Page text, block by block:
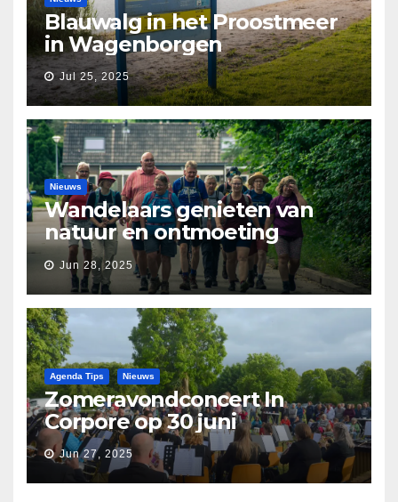
Blauwalg in het Proostmeer
in Wagenborgen
Jul 25, 2025
Nieuws
Wandelaars genieten van
natuur en ontmoeting
tijdens Etapperonde
Pronkjewailpad
Jun 28, 2025
Agenda Tips Nieuws
Zomeravondconcert In
Corpore op 30 juni
Jun 27, 2025